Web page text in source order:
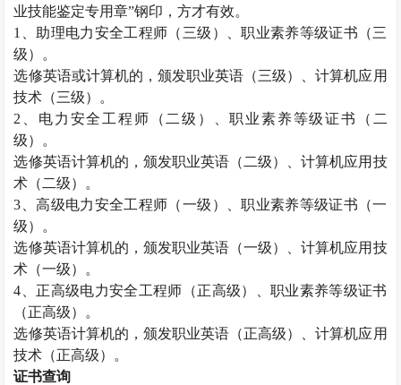
业技能鉴定专用章”钢印，方才有效。
1
、助理电力安全工程师（三级）、职业素养等级证书（三
级）。
选修英语或计算机的，颁发职业英语（三级）、计算机应用
技术（三级）。
2 、电力安全工程师（二级）、职业素养等级证书（二
级）。
选修英语计算机的，颁发职业英语（二级）、计算机应用技
术（二级）。
3 、高级电力安全工程师（一级）、职业素养等级证书（一
级）。
选修英语计算机的，颁发职业英语（一级）、计算机应用技
术（一级）。
4 、正高级电力安全工程师（正高级）、职业素养等级证书
（正高级）。
选修英语计算机的，颁发职业英语（正高级）、计算机应用
技术（正高级）。
证书查询